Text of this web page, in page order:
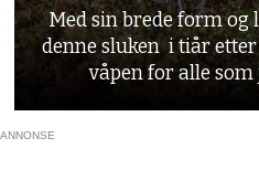
Med sin brede form og
denne sluken i tiår
våpen for alle
ANNONSE